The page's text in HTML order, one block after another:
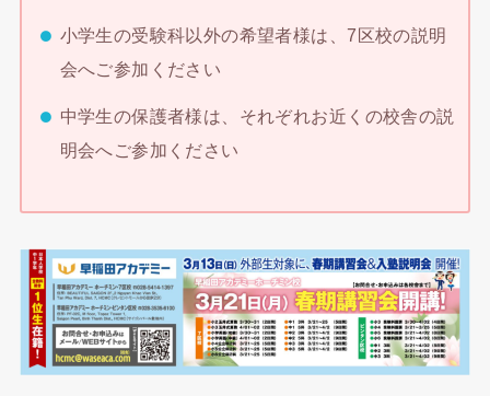
小学生の受験科以外の希望者様は、7区校の説明
会へご参加ください
中学生の保護者様は、それぞれお近くの校舎の説
明会へご参加ください